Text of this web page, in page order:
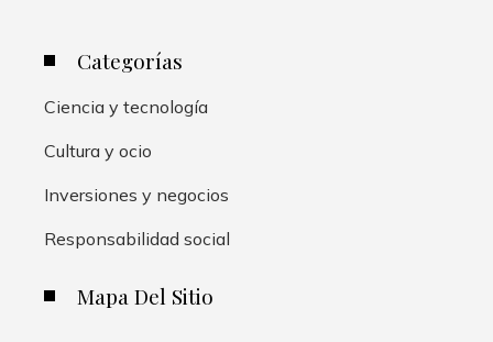
Categorías
Ciencia y tecnología
Cultura y ocio
Inversiones y negocios
Responsabilidad social
Mapa Del Sitio